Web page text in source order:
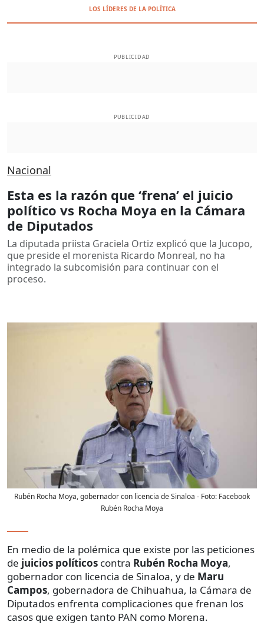
LOS LÍDERES DE LA POLÍTICA
PUBLICIDAD
PUBLICIDAD
Nacional
Esta es la razón que ‘frena’ el juicio
político vs Rocha Moya en la Cámara
de Diputados
La diputada priista Graciela Ortiz explicó que la Jucopo,
que preside el morenista Ricardo Monreal, no ha
integrado la subcomisión para continuar con el
proceso.
Rubén Rocha Moya, gobernador con licencia de Sinaloa - Foto: Facebook
Rubén Rocha Moya
En medio de la polémica que existe por las peticiones
de juicios políticos contra Rubén Rocha Moya,
gobernador con licencia de Sinaloa, y de Maru
Campos, gobernadora de Chihuahua, la Cámara de
Diputados enfrenta complicaciones que frenan los
casos que exigen tanto PAN como Morena.